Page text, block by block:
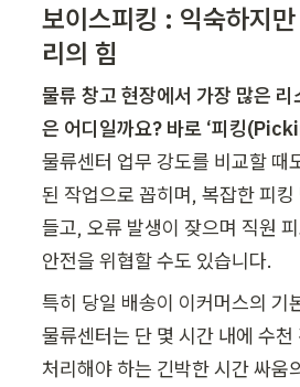
보이스피킹 : 익숙하지
리의 힘
물류 창고 현장에서 가장 많은
은 어디일까요? 바로 ‘피킹
물류센터 업무 강도를 비교할 때
된 작업으로 꼽히며, 복잡한 피
들고, 오류 발생이 잦으며 직원
안전을 위협할 수도 있습니다.
특히 당일 배송이 이커머스의 기
물류센터는 단 몇 시간 내에 수천
처리해야 하는 긴박한 시간 싸움